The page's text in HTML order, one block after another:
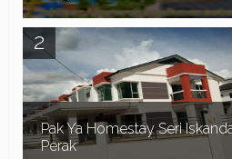
Assalamualaikum dan Salam
kali ini kita teruskan lagi dengan
yang ada swimming pool di sekitar
Pak Ya Homestay Seri
Perak